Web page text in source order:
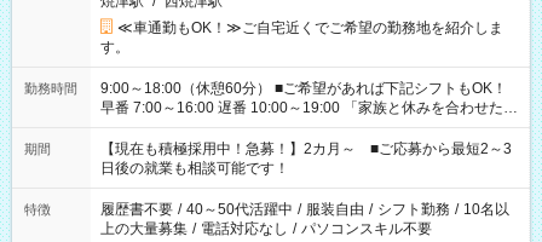
≪車通勤もOK！≫ご自宅近くでご希望の勤務地を紹介しま
す。
勤務時間
9:00～18:00（休憩60分） ■ご希望があれば下記シフトもOK！
早番 7:00～16:00 遅番 10:00～19:00 「家族と休みを合わせた
い」 「余裕を持って夕飯の準備がしたい」 「できれば残業はし
たくない」 など、ご希望を教えてくださいね。 ※Wワーク希望
の方へ 今ご覧のお仕事で希望する勤務時間と、もう1つのお仕事
の勤務時間。 合計で週40時間を超える場合は応募できません。
期間
【現在も積極採用中！急募！】2カ月～ ■ご応募から最短2～3
日後の就業も相談可能です！
特徴 履歴書不要 / 40～50代活躍中 / 服装自由 / シフト勤務 / 10名以
上の大量募集 / 電話対応なし / パソコンスキル不要